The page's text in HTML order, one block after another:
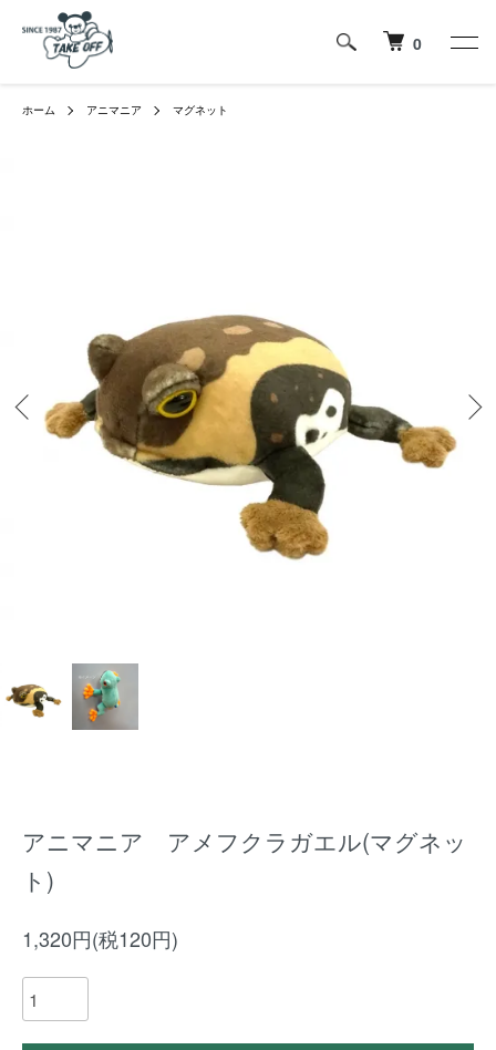
0
ホーム アニマニア マグネット
アニマニア アメフクラガエル(マグネッ
ト)
1,320円(税120円)